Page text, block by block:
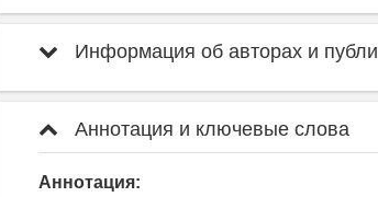
Информация об авторах и
Аннотация и ключевые слова
Аннотация: